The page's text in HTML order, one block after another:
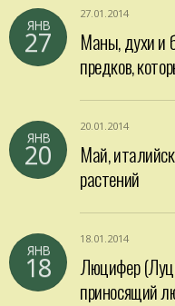
ЯНВ
27
27.01.2014
Маны, духи и
предков,
ЯНВ
20
20.01.2014
Май,
растений
ЯНВ
18
18.01.2014
Люцифер
приносящий